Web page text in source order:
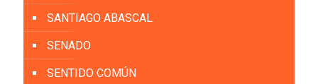
SANTIAGO ABASCAL
SENADO
SENTIDO COMÚN